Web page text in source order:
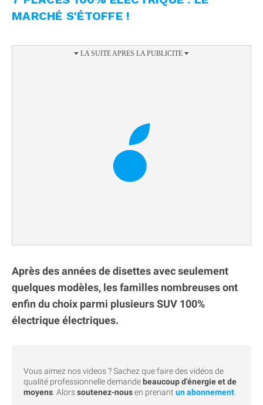
MARCHÉ S'ÉTOFFE !
Après des années de disettes avec seulement
quelques modèles, les familles nombreuses ont
enfin du choix parmi plusieurs SUV 100%
électrique électriques.
Vous aimez nos videos ? Sachez que faire des vidéos de
qualité professionnelle demande beaucoup d'énergie et de
moyens. Alorssoutenez-nousen prenant un abonnement.